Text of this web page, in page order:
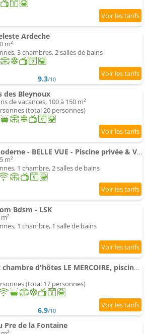
Ardeche
m²
3 chambres, 2 salles de bains
9.3/10
des Bleynoux
de vacances, 100 à 150 m²
(total 20 personnes)
Villa Moderne - BELLE VUE - Piscine privée & Vue D'exception Panoramique - Idéal Famille ! Offre Sp
m²
1 chambre, 2 salles de bains
Bdsm - LSK
1 chambre, 1 salle de bains
Gîte et chambre d'hôtes LE MERCOIRE, piscine chauffée et spa
(total 17 personnes)
6.9/10
Pre de la Fontaine